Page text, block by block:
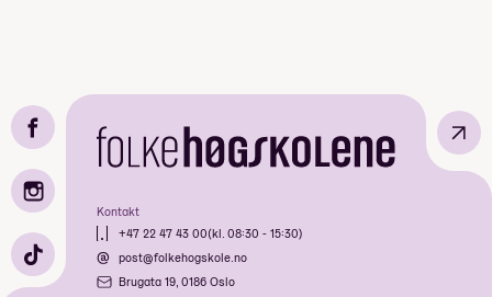
Kontakt
+47 22 47 43 00(kl. 08:30 - 15:30)
post@folkehogskole.no
Brugata 19, 0186 Oslo
↗